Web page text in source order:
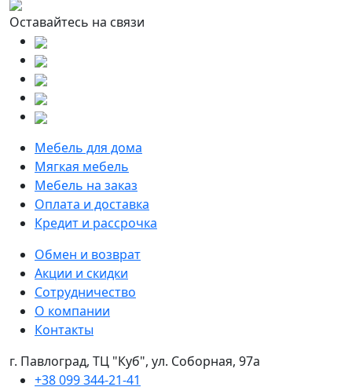
Оставайтесь на связи
Мебель для дома
Мягкая мебель
Мебель на заказ
Оплата и доставка
Кредит и рассрочка
Обмен и возврат
Акции и скидки
Сотрудничество
О компании
Контакты
г. Павлоград, ТЦ "Куб", ул. Соборная, 97а
+38 099 344-21-41